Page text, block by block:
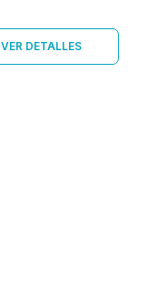
VER DETALLES